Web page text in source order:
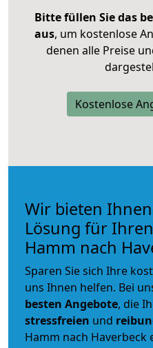
Bitte füllen Sie das
aus, um kostenlose
denen alle Preise
Kostenlose
Wir bieten
Lösung für
Hamm nach
Sparen Sie sich Ihre
uns Ihnen helfen. Bei
besten Angebote, die
stressfreien und
Hamm nach